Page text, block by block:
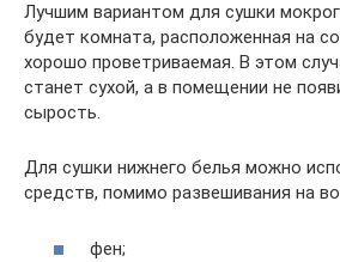
Лучшим вариантом для сушки
будет комната, расположенная на
хорошо проветриваемая. В этом
станет сухой, а в помещении не
сырость.
Для сушки нижнего белья можно
средств, помимо развешивания на
фен;